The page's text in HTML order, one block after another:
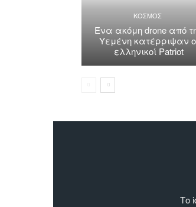
ΚΟΣΜΟΣ
Ένα ακόμη drone από
Υεμένη κατέρριψαν
ελληνικοί Patriot
Το